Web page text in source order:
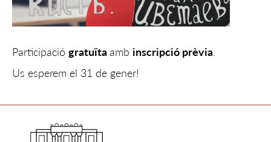
Participació gratuïtaamb inscripció prèvia
Us esperem el 31 de gener!